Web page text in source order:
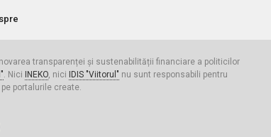
transparenței și sustenabilității financiare a politicilor
. Nici INEKO, nici IDIS "Viitorul" nu sunt responsabili pentru
portalurile create.